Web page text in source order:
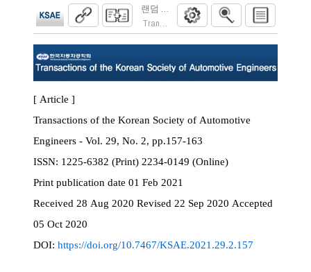
랜덤 하중을 받는 보 구조물을 이용한 주
Transactions of the Korean Society of
[ Article ]
Transactions of the Korean Society of Automotive
Engineers - Vol. 29, No. 2, pp.157-163
ISSN:
1225-6382 (Print) 2234-0149 (Online)
Print publication date 01 Feb 2021
Received 28 Aug 2020 Revised 22 Sep 2020 Accepted
05 Oct 2020
DOI: https://doi.org/10.7467/KSAE.2021.29.2.157